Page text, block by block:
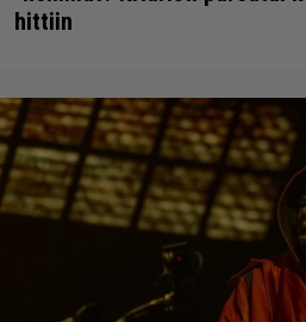
hittiin